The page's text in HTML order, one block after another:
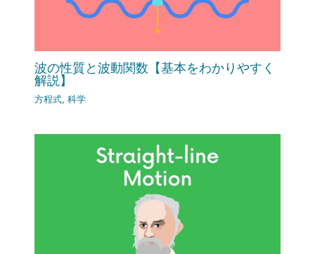
波の性質と波動関数【基本をわかりやすく
解説】
方程式,科学